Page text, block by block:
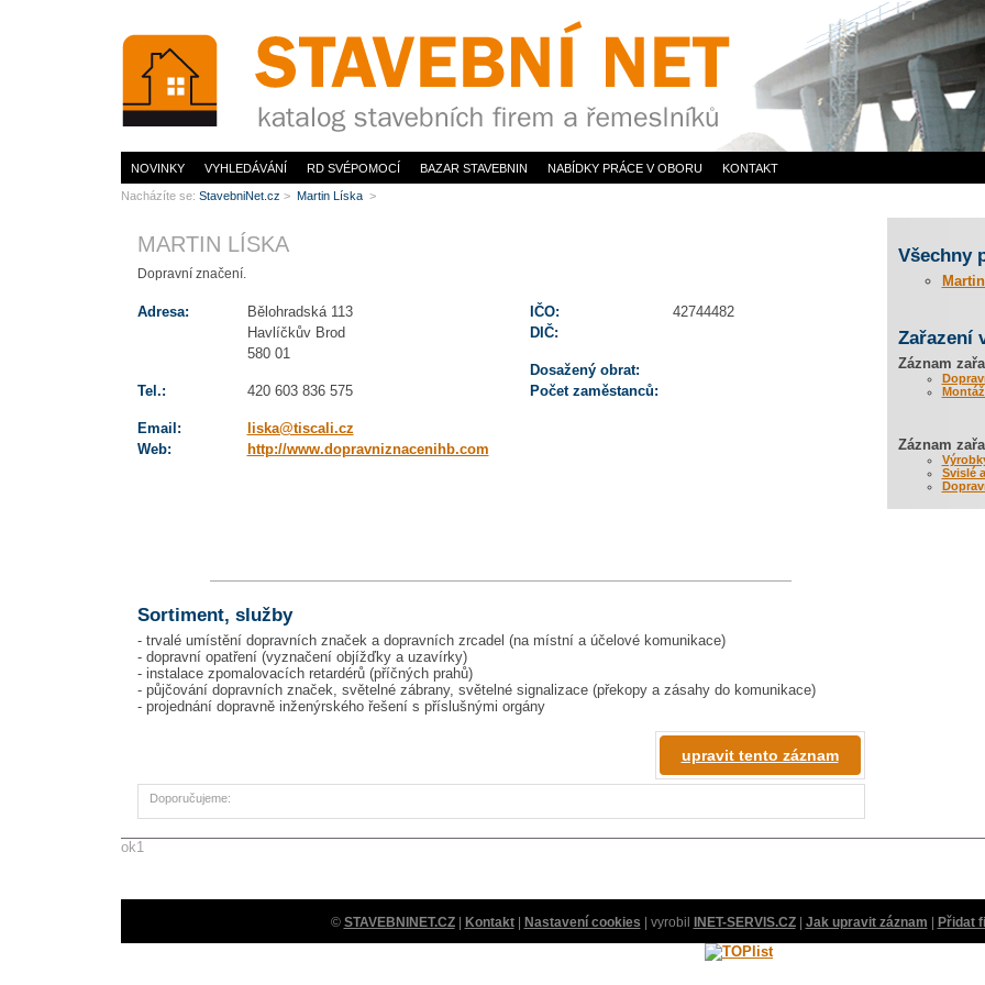
MARTIN LÍSKA
Dopravní značení.
Adresa:
Bělohradská 113
Havlíčkův Brod
580 01
Tel.: 420 603 836 575
Email:
liska@tiscali.cz
Web:
http://www.dopravniznacenihb.com
IČO:
42744482
DIČ:
Dosažený obrat:
Počet zaměstanců:
Sortiment, služby
- trvalé umístění dopravních značek a dopravních zrcadel (na místní a účelové komunikace)
- dopravní opatření (vyznačení objížďky a uzavírky)
- instalace zpomalovacích retardérů (příčných prahů)
- půjčování dopravních značek, světelné zábrany, světelné signalizace (překopy a zásahy do komunikace)
- projednání dopravně inženýrského řešení s příslušnými orgány
upravit tento záznam
Doporučujeme:
Všechny
Zařazení
Záznam
Záznam
Svislé
ok1
NOVINKY VYHLEDÁVÁNÍ RD SVÉPOMOCÍ BAZAR STAVEBNIN NABÍDKY PRÁCE V OBORU KONTAKT
Nacházíte se: StavebniNet.cz > Martin Líska >
© STAVEBNINET.CZ| Kontakt| Nastavení cookies | vyrobil INET-SERVIS.CZ| Jak upravit záznam Přidat